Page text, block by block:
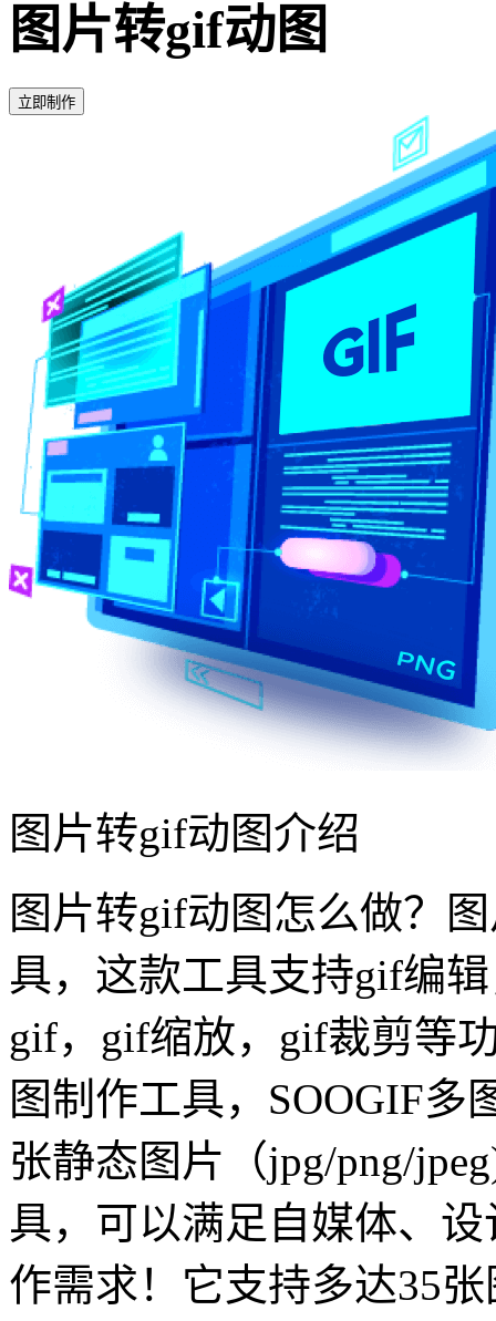
图片转gif动图
立即制作
图片转gif动图介绍
图片转gif动图怎么做？
具，这款工具支持gif编
gif，gif缩放，gif裁剪等
图制作工具，SOOGIF
张静态图片（jpg/png/
具，可以满足自媒体、
作需求！它支持多达35